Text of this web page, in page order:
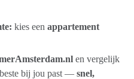
kies een appartement
en vergelijk
bij jou past — snel,